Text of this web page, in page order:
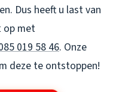
Dus heeft u last van
op met
019 58 46. Onze
deze te ontstoppen!